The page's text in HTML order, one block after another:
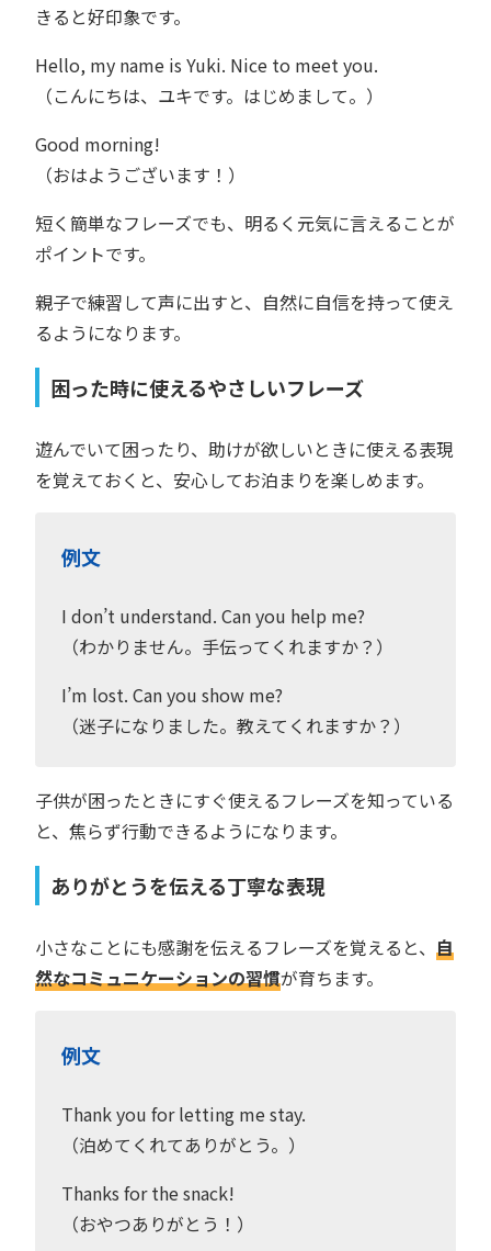
きると好印象です。
Hello, my name is Yuki. Nice to meet you.
（こんにちは、ユキです。はじめまして。）
Good morning!
（おはようございます！）
短く簡単なフレーズでも、明るく元気に言えることが
ポイントです。
親子で練習して声に出すと、自然に自信を持って使え
るようになります。
困った時に使えるやさしいフレーズ
遊んでいて困ったり、助けが欲しいときに使える表現
を覚えておくと、安心してお泊まりを楽しめます。
例文
I don’t understand. Can you help me?
（わかりません。手伝ってくれますか？）
I’m lost. Can you show me?
（迷子になりました。教えてくれますか？）
子供が困ったときにすぐ使えるフレーズを知っている
と、焦らず行動できるようになります。
ありがとうを伝える丁寧な表現
小さなことにも感謝を伝えるフレーズを覚えると、 自
然なコミュニケーションの習慣が育ちます。
例文
Thank you for letting me stay.
（泊めてくれてありがとう。）
Thanks for the snack!
（おやつありがとう！）